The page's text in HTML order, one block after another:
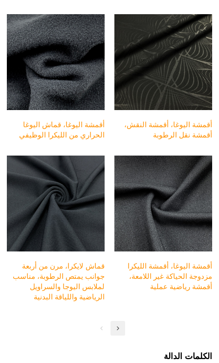
أقمشة اليوغا، أقمشة النقش،
أقمشة نقل الرطوبة
أقمشة اليوغا، قماش اليوغا
الحراري من الليكرا الوظيفي
أقمشة اليوغا، أقمشة الليكرا
مزدوجة الحياكة غير اللامعة،
أقمشة رياضية عملية
قماش لايكرا، مرن من أربعة
جوانب يمتص الرطوبة، مناسب
لملابس اليوجا والسراويل
الرياضية واللياقة البدنية
الكلمات الدالة